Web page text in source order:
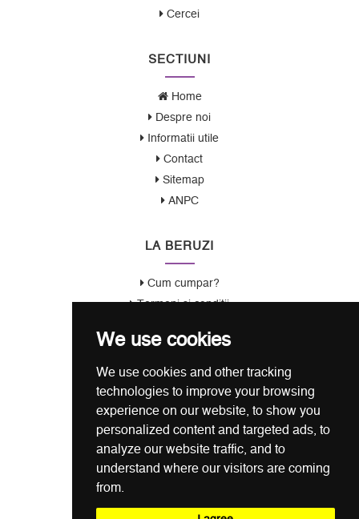
We use cookies
We use cookies and other tracking
technologies to improve your browsing
experience on our website, to show you
personalized content and targeted ads, to
analyze our website traffic, and to
understand where our visitors are coming
from.
Cercei
SECTIUNI
Home
Despre noi
Informatii utile
Contact
Sitemap
ANPC
LA BERUZI
Cum cumpar?
Termeni si conditii
Politica de Confidentialitate
Politica de Cookie
ANSPDCP
CONTACT
0721 80 05 68
Str. Coltei nr. 6, Sect 3, Bucuresti